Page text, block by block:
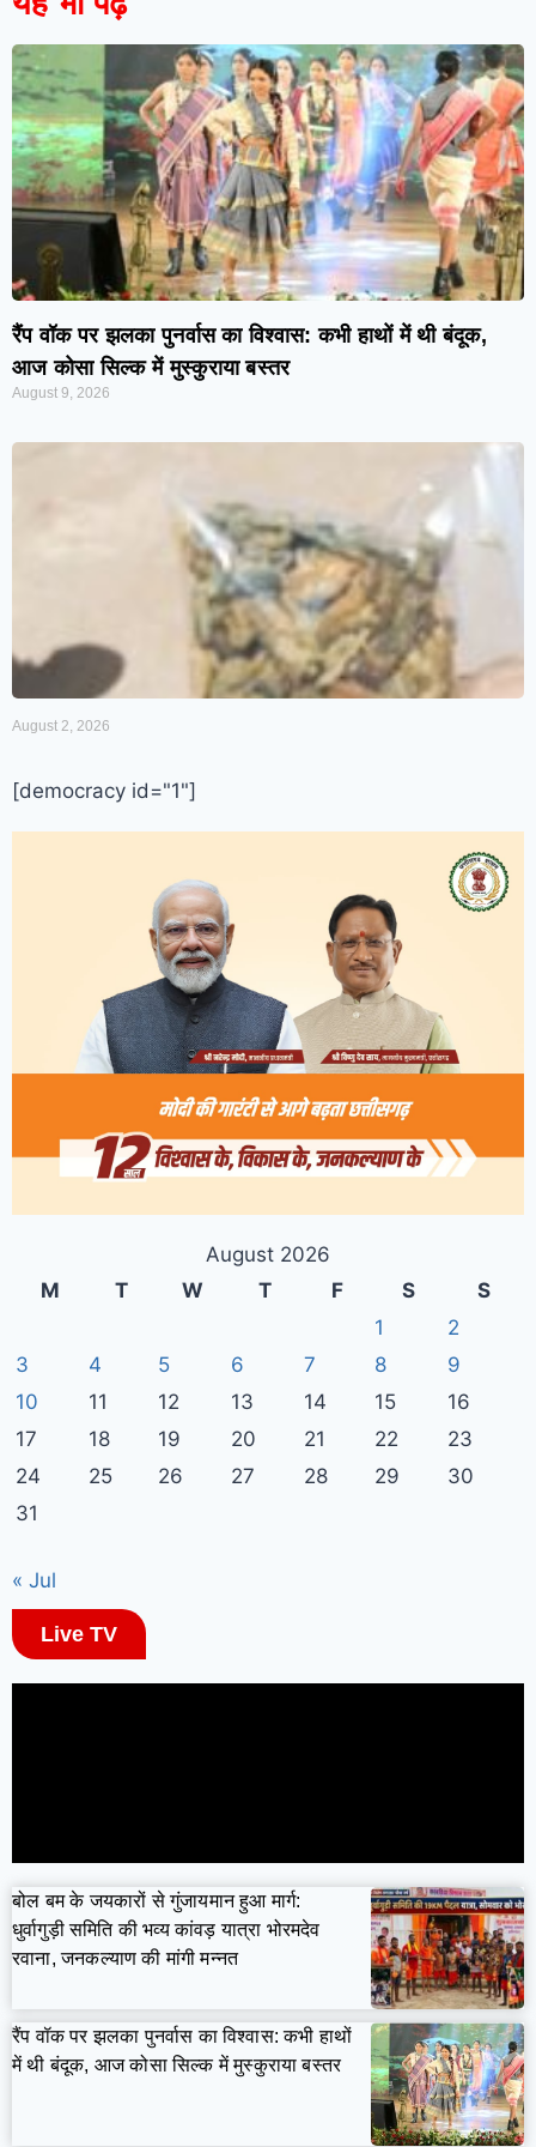
रैंप वॉक पर झलका पुनर्वास का विश्वास: कभी हाथों में थी बंदूक,
आज कोसा सिल्क में मुस्कुराया बस्तर
August 9, 2026
August 2, 2026
[democracy id="1"]
August 2026
M
T W T F S
S
1
2
3
4 5 6 7 8
9
10
11 12 13 14 15
16
17
18 19 20 21 22
23
24
25 26 27 28 29
30
31
« Jul
Live TV
बोल बम के जयकारों से गुंजायमान हुआ मार्ग:
धुर्वागुड़ी समिति की भव्य कांवड़ यात्रा भोरमदेव
रवाना, जनकल्याण की मांगी मन्नत
रैंप वॉक पर झलका पुनर्वास का विश्वास: कभी हाथों
में थी बंदूक, आज कोसा सिल्क में मुस्कुराया बस्तर